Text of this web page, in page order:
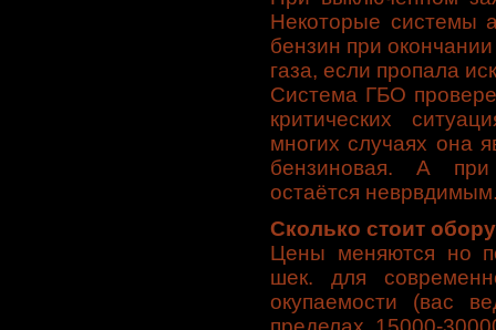
Некоторые системы
бензин при
газа, если пропала
Система ГБО
критических
многих случаях она
бензиновая. А
остаётся
Сколько стоит
Цены меняются но
шек. для
окупаемости (вас